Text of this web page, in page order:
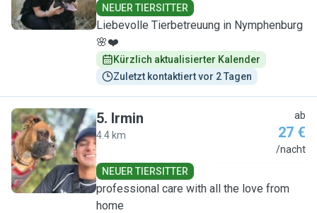
NEUER TIERSITTER
Liebevolle Tierbetreuung in Nymphenburg
🌸❤️
Kürzlich aktualisierter Kalender
Zuletzt kontaktiert vor 2 Tagen
I
5. Irmin
4.4 km
ab
27 €
/nacht
NEUER TIERSITTER
professional care with all the love from
home